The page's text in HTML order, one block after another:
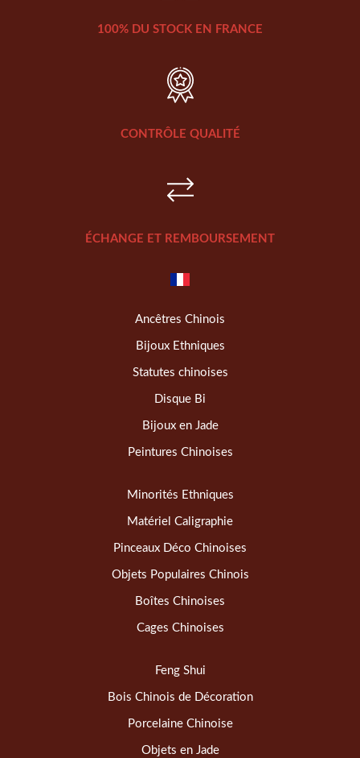
100% DU STOCK EN FRANCE
CONTRÔLE QUALITÉ
ÉCHANGE ET REMBOURSEMENT
Ancêtres Chinois
Bijoux Ethniques
Statutes chinoises
Disque Bi
Bijoux en Jade
Peintures Chinoises
Minorités Ethniques
Matériel Caligraphie
Pinceaux Déco Chinoises
Objets Populaires Chinois
Boîtes Chinoises
Cages Chinoises
Feng Shui
Bois Chinois de Décoration
Porcelaine Chinoise
Objets en Jade